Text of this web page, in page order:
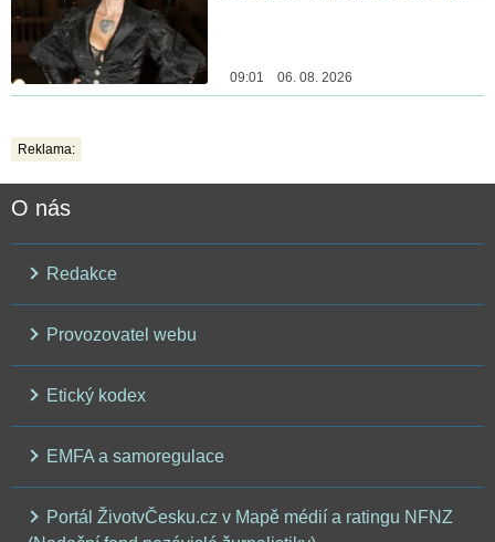
09:01 06. 08. 2026
Reklama:
O nás
Redakce
Provozovatel webu
Etický kodex
EMFA a samoregulace
Portál ŽivotvČesku.cz v Mapě médií a ratingu NFNZ